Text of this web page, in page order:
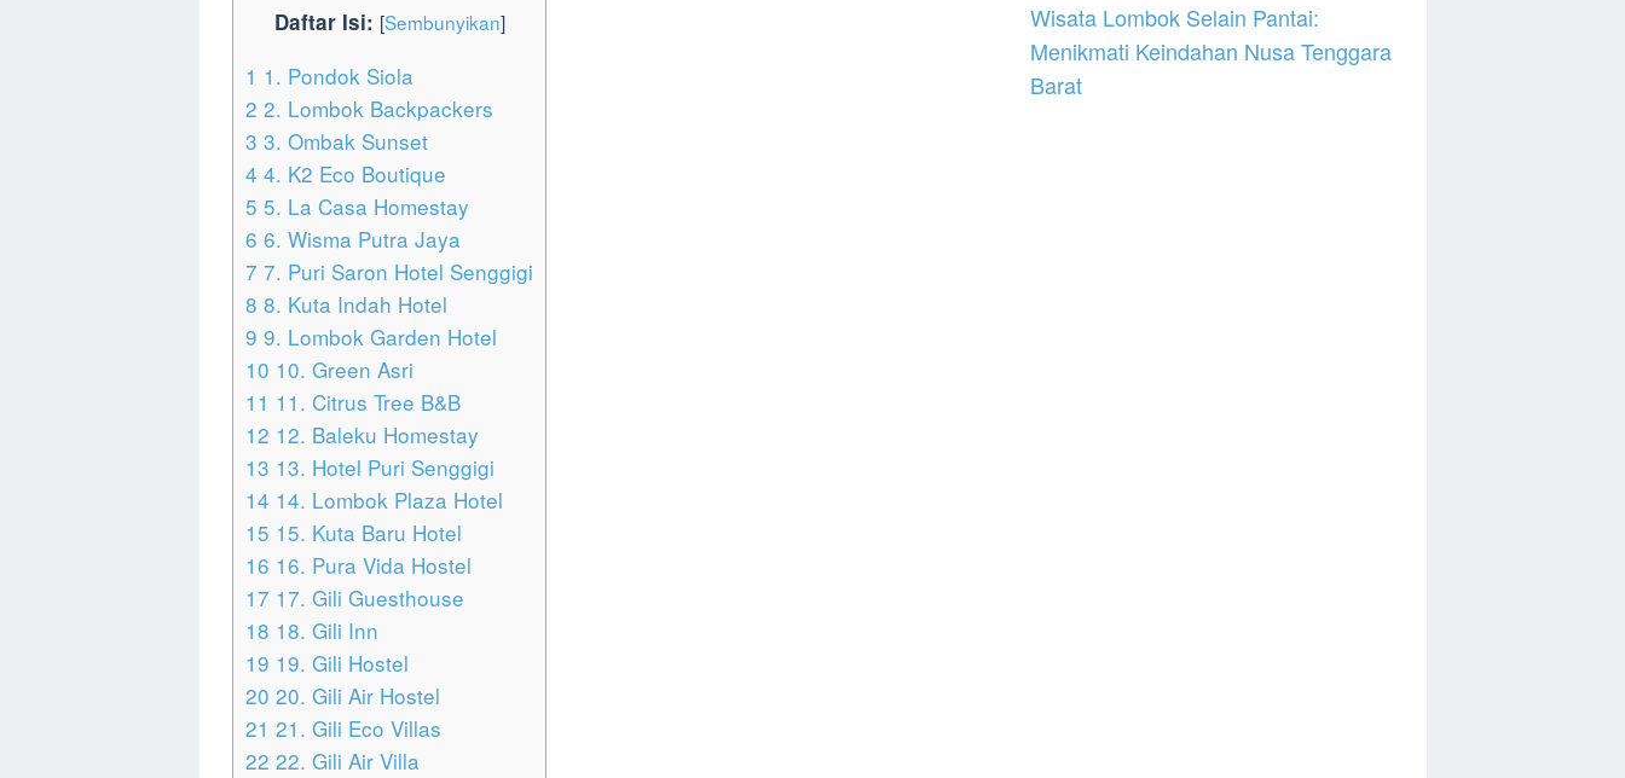
Daftar Isi: [Sembunyikan]
1 1. Pondok Siola
2 2. Lombok Backpackers
3 3. Ombak Sunset
4 4. K2 Eco Boutique
5 5. La Casa Homestay
6 6. Wisma Putra Jaya
7 7. Puri Saron Hotel Senggigi
8 8. Kuta Indah Hotel
9 9. Lombok Garden Hotel
10 10. Green Asri
11 11. Citrus Tree B&B
12 12. Baleku Homestay
13 13. Hotel Puri Senggigi
14 14. Lombok Plaza Hotel
15 15. Kuta Baru Hotel
16 16. Pura Vida Hostel
17 17. Gili Guesthouse
18 18. Gili Inn
19 19. Gili Hostel
20 20. Gili Air Hostel
21 21. Gili Eco Villas
22 22. Gili Air Villa
Wisata Lombok Selain Pantai:
Menikmati Keindahan Nusa Tenggara
Barat